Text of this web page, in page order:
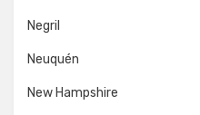
Negril
Neuquén
New Hampshire